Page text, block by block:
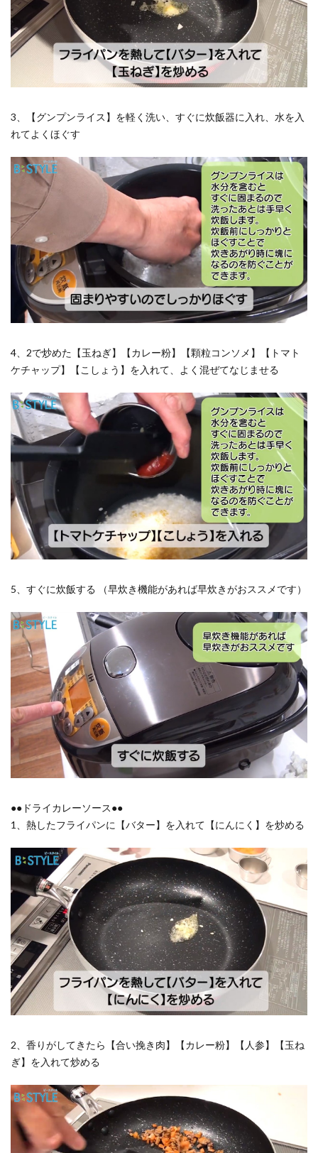
3、【グンプンライス】を軽く洗い、すぐに炊飯器に入れ、水を入
れてよくほぐす
4、2で炒めた【玉ねぎ】【カレー粉】【顆粒コンソメ】【トマト
ケチャップ】【こしょう】を入れて、よく混ぜてなじませる
5、すぐに炊飯する （早炊き機能があれば早炊きがおススメです）
●●ドライカレーソース●●
1、熱したフライパンに【バター】を入れて【にんにく】を炒める
2、香りがしてきたら【合い挽き肉】【カレー粉】【人参】【玉ね
ぎ】を入れて炒める